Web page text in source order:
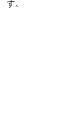
す。